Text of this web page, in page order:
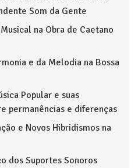
Som da Gente
na Obra de Caetano
e da Melodia na Bossa
Popular e suas
permanências e diferenças
e Novos Hibridismos na
dos Suportes Sonoros